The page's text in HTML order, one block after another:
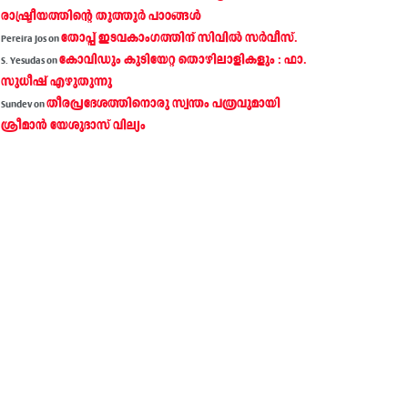
രാഷ്ട്രീയത്തിന്റെ തൂത്തൂര്‍ പാഠങ്ങൾ
Pereira Josonതോപ്പ് ഇടവകാംഗത്തിന് സിവിൽ സർവീസ്.
S. Yesudasonകോവിഡും കുടിയേറ്റ തൊഴിലാളികളും : ഫാ.
സുധീഷ് എഴുതുന്നു
Sundevonതീരപ്രദേശത്തിനൊരു സ്വന്തം പത്രവുമായി
ശ്രീമാന്‍ യേശുദാസ് വില്യം